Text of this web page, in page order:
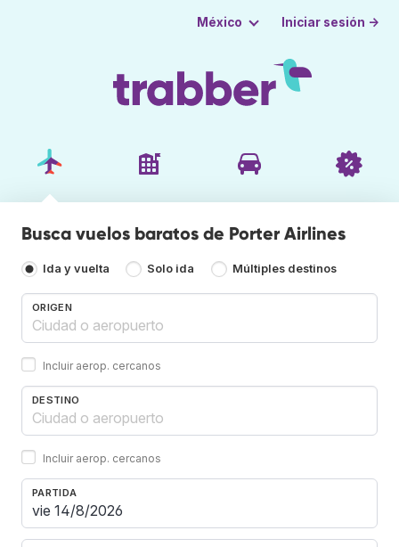
México Iniciar sesión →
Busca vuelos baratos de Porter Airlines
Ida y vuelta Solo ida Múltiples destinos
ORIGEN
Incluir aerop. cercanos
DESTINO
Incluir aerop. cercanos
PARTIDA